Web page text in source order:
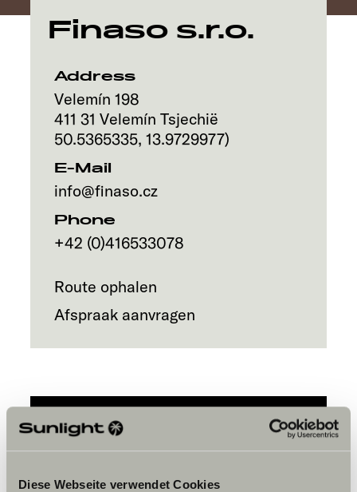
Diese Webseite verwendet Cookies
Vind jouw dealer
Ontdek
Service
Finaso s.r.o.
Address
Velemín 198
411 31 Velemín Tsjechië
50.5365335, 13.9729977)
E-Mail
info@finaso.cz
Phone
+42 (0)416533078
Route ophalen
Afspraak aanvragen
de tour te bekijken.